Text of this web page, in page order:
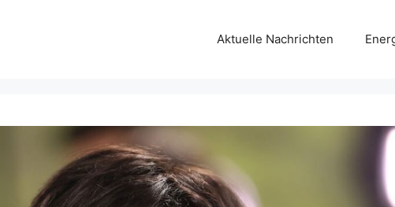
Aktuelle Nachrichten